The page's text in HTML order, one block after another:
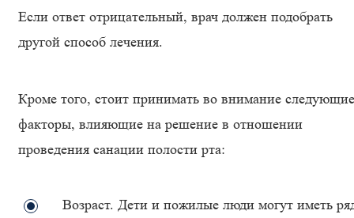
Если ответ отрицательный, врач должен подобрать
другой способ лечения.
Кроме того, стоит принимать во внимание следующие
факторы, влияющие на решение в отношении
проведения санации полости рта:
Возраст. Дети и пожилые люди могут иметь